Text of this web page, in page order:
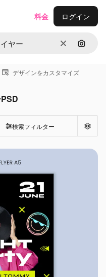
消去 画像で
料金 ログイン
デザインをカスタマイズ
検索フィルター